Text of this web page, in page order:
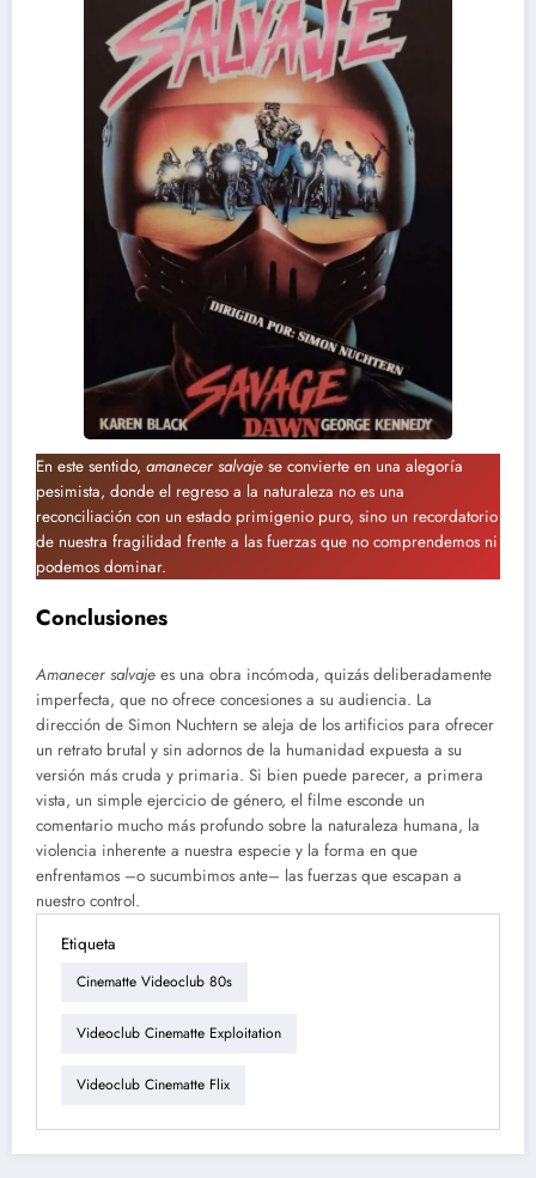
En este sentido, amanecer salvaje se convierte en una alegoría
pesimista, donde el regreso a la naturaleza no es una
reconciliación con un estado primigenio puro, sino un recordatorio
de nuestra fragilidad frente a las fuerzas que no comprendemos ni
podemos dominar.
Conclusiones
Amanecer salvaje es una obra incómoda, quizás deliberadamente
imperfecta, que no ofrece concesiones a su audiencia. La
dirección de Simon Nuchtern se aleja de los artificios para ofrecer
un retrato brutal y sin adornos de la humanidad expuesta a su
versión más cruda y primaria. Si bien puede parecer, a primera
vista, un simple ejercicio de género, el filme esconde un
comentario mucho más profundo sobre la naturaleza humana, la
violencia inherente a nuestra especie y la forma en que
enfrentamos –o sucumbimos ante– las fuerzas que escapan a
nuestro control.
Etiqueta
Cinematte Videoclub 80s
Videoclub Cinematte Exploitation
Videoclub Cinematte Flix